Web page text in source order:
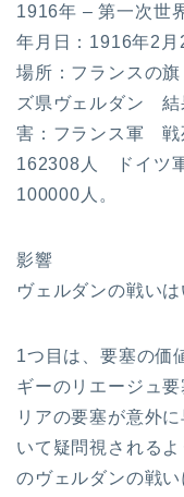
1916年 – 第一次世
年月日：1916年2月
場所：フランスの
ズ県ヴェルダン
害：フランス軍
162308人 ドイツ
100000人。
影響
ヴェルダンの戦い
1つ目は、要塞の価
ギーのリエージュ
リアの要塞が意外
いて疑問視される
のヴェルダンの戦